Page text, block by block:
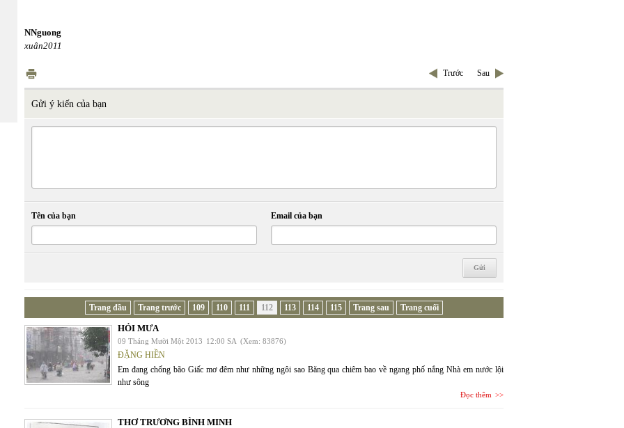
NNguong
xuân2011
Trước Sau
Gửi ý kiến của bạn
Tên của bạn Email của bạn
Trang đầu Trang trước 109 110 111 112 113 114 115 Trang sau Trang cuối
HỎI MƯA
09 Tháng Mười Một 2013 12:00 SA (Xem: 83876)
ĐẶNG HIỀN
Em đang chống bão Giấc mơ đêm như những ngôi sao Băng qua chiêm bao về ngang phố nắng Nhà em nước lội
như sông
Đọc thêm
THƠ TRƯƠNG BÌNH MINH